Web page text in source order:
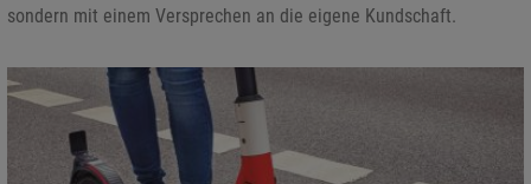
sondern mit einem Versprechen an die eigene Kundschaft.